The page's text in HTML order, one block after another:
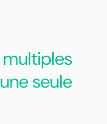
multiples
une seule